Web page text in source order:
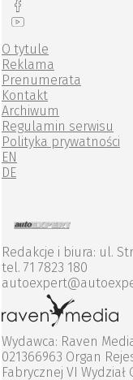
O tytule
Reklama
Prenumerata
Kontakt
Archiwum
Regulamin serwisu
Polityka prywatności
EN
DE
Redakcje i biura: ul.
tel. 71 7823 180
Wydawca: Raven
021366963 Organ
Fabrycznej VI